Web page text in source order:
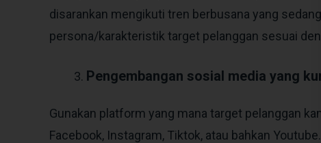
disarankan mengikuti tren berbusana yang
persona/karakteristik target pelanggan sesuai
Pengembangan sosial media yang
Gunakan platform yang mana target pelanggan
Facebook, Instagram, Tiktok, atau bahkan Youtube.